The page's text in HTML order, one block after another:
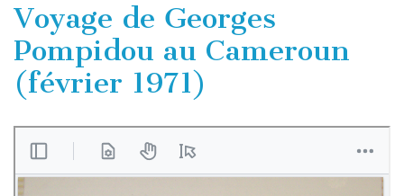
ACTUALITÉS
ENSEIGNEMENT
Voyage de Georges
Pompidou au Cameroun
(février 1971)